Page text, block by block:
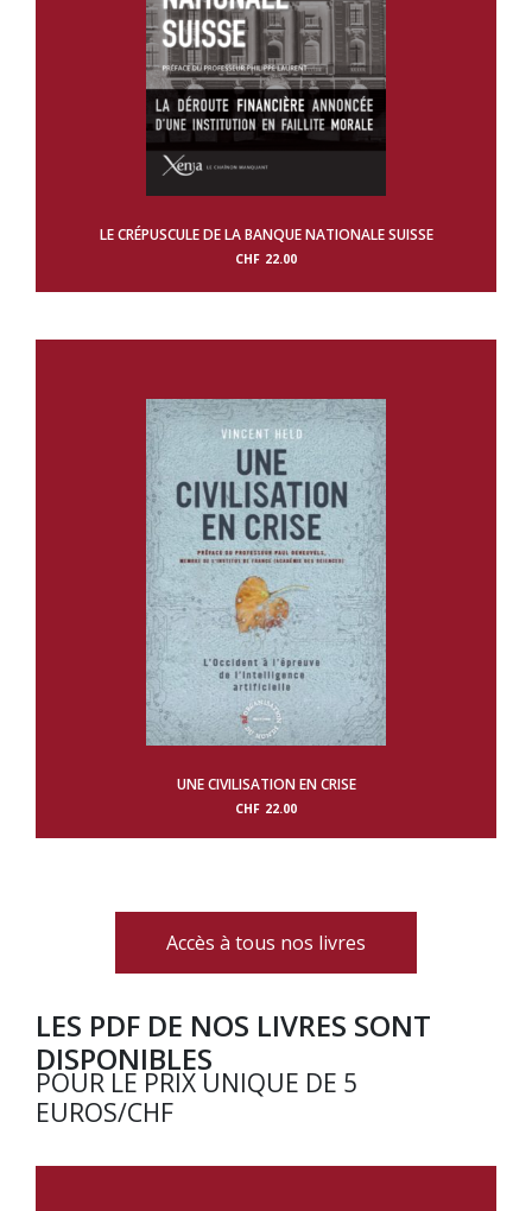
LE CRÉPUSCULE DE LA BANQUE NATIONALE SUISSE
CHF 22.00
UNE CIVILISATION EN CRISE
CHF 22.00
Accès à tous nos livres
LES PDF DE NOS LIVRES SONT
DISPONIBLES
POUR LE PRIX UNIQUE DE 5
EUROS/CHF